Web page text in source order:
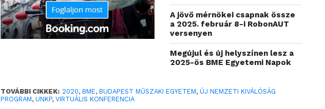
A jövő mérnökei csapnak össze
a 2025. február 8-i RobonAUT
versenyen
Megújul és új helyszínen lesz a
2025-ös BME Egyetemi Napok
TOVÁBBI CIKKEK: 2020,BME,BUDAPEST MŰSZAKI EGYETEM,ÚJ NEMZETI KIVÁLÓSÁG
PROGRAM,UNKP,VIRTUÁLIS KONFERENCIA